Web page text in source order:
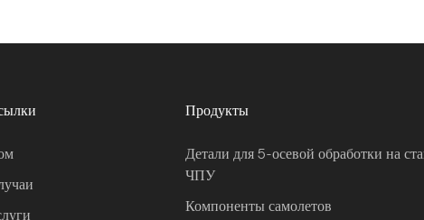
Продукты
Детали для 5-осевой обработки на
ЧПУ
Компоненты самолетов